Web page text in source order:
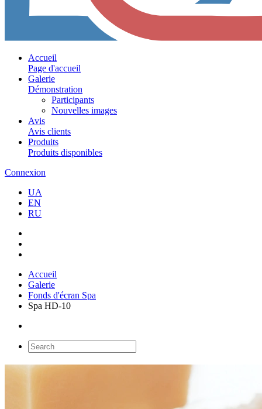
Accueil
Page d'accueil
Galerie
Démonstration
Participants
Nouvelles images
Avis
Avis clients
Produits
Produits disponibles
Connexion
UA
EN
RU
Accueil
Galerie
Fonds d'écran Spa
Spa HD-10